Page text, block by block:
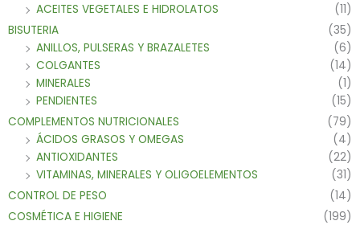
ACEITES VEGETALES E HIDROLATOS
(11)
BISUTERIA
(35)
ANILLOS, PULSERAS Y BRAZALETES
(6)
COLGANTES
(14)
MINERALES
(1)
PENDIENTES
(15)
COMPLEMENTOS NUTRICIONALES
(79)
ÁCIDOS GRASOS Y OMEGAS
(4)
ANTIOXIDANTES
(22)
VITAMINAS, MINERALES Y OLIGOELEMENTOS
(31)
CONTROL DE PESO
(14)
COSMÉTICA E HIGIENE
(199)